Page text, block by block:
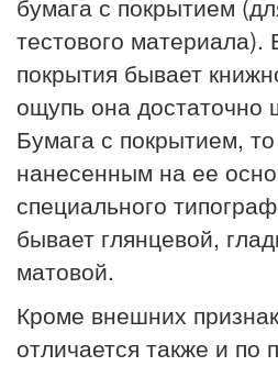
бумага с покрытием
тестового материала).
покрытия бывает
ощупь она достаточно
Бумага с покрытием,
нанесенным на ее
специального
бывает глянцевой,
матовой.
Кроме внешних
отличается также и по